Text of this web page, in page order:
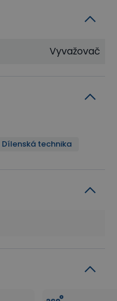
Vyvažovač
Dílenská technika